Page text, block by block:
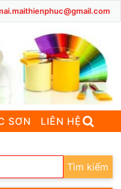
SƠN LIÊN HỆ
Tìm kiếm